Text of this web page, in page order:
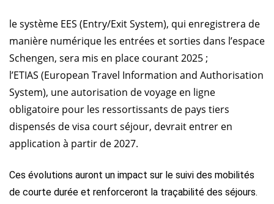
le système EES (Entry/Exit System), qui enregistrera de
manière numérique les entrées et sorties dans l’espace
Schengen, sera mis en place courant 2025 ;
l’ETIAS (European Travel Information and Authorisation
System), une autorisation de voyage en ligne
obligatoire pour les ressortissants de pays tiers
dispensés de visa court séjour, devrait entrer en
application à partir de 2027.
Ces évolutions auront un impact sur le suivi des mobilités
de courte durée et renforceront la traçabilité des séjours.